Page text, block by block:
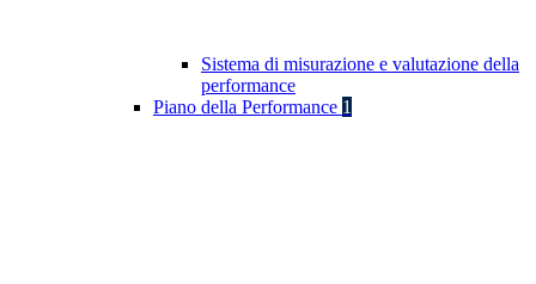
Sistema di misurazione e valutazione della
performance
Piano della Performance 1